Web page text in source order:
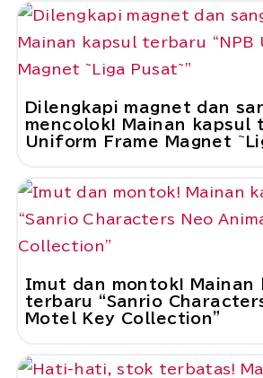
Dilengkapi magnet dan
mencolok! Mainan kapsul
Uniform Frame Magnet
Imut dan montok! Mainan
terbaru “Sanrio
Motel Key Collection”